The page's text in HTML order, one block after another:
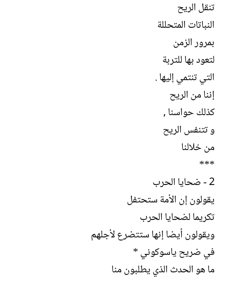
تنقل الريح
النباتات المتحللة
بمرور الزمن
لتعود بها للتربة
التي تنتمي إليها .
إننا من الريح
كذلك حواسنا ,
و تتنفس الريح
من خلالنا
***
2 - ضحايا الحرب
يقولون إن الأمة ستحتفل
تكريما لضحايا الحرب
ويقولون أيضا إنها ستتضرع لأجلهم
في ضريح ياسوكوني *
ما هو الحدث الذي يطلبون منا